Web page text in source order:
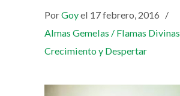
PorGoyel 17 febrero, 2016 /
Almas Gemelas / Flamas Divinas
Crecimiento y Despertar